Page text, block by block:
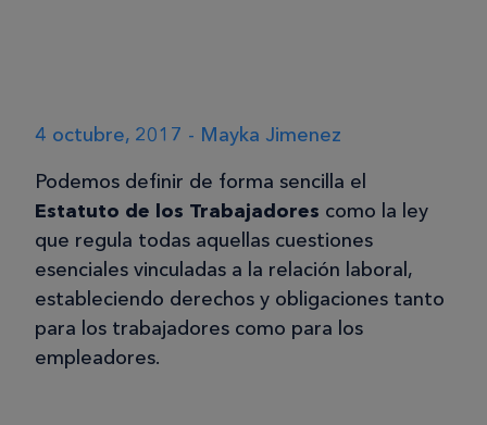
4 octubre, 2017 - Mayka Jimenez
Podemos definir de forma sencilla el
Estatuto de los Trabajadores como la ley
que regula todas aquellas cuestiones
esenciales vinculadas a la relación laboral,
estableciendo derechos y obligaciones tanto
para los trabajadores como para los
empleadores.